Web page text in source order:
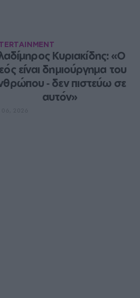
Κυριακίδης: «Ο
είναι δημιούργημα του
‑ δεν πιστεύω σε
αυτόν»